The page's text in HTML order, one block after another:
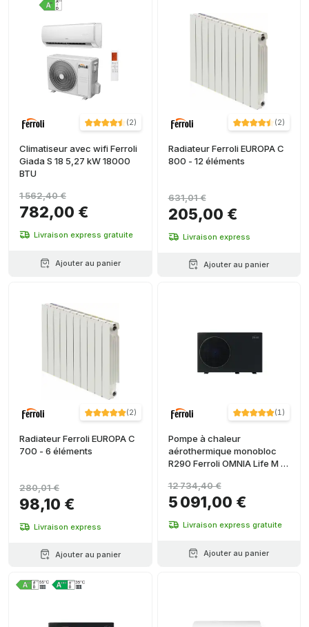
(2)
Climatiseur avec wifi Ferroli
Giada S 18 5,27 kW 18000
BTU
782,00 €
1 562,40 €
Livraison express gratuite
Ajouter au panier
(2)
Radiateur Ferroli EUROPA C
800 - 12 éléments
205,00 €
631,01 €
Livraison express
Ajouter au panier
(2)
Radiateur Ferroli EUROPA C
700 - 6 éléments
98,10 €
280,01 €
Livraison express
Ajouter au panier
(1)
Pompe à chaleur
aérothermique monobloc
R290 Ferroli OMNIA Life M 16
5 091,00 €
12 734,40 €
Livraison express gratuite
Ajouter au panier